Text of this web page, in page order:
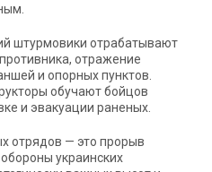
штурмовики отрабатывают
отражение
и опорных пунктов.
обучают бойцов
и эвакуации раненых.
отрядов — это прорыв
украинских